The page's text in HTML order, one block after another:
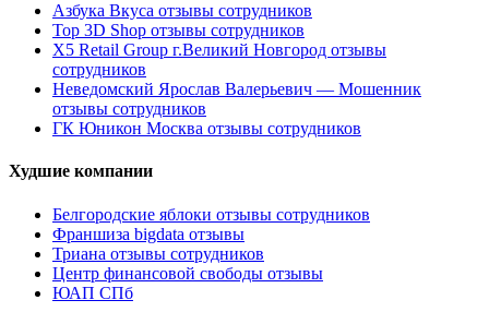
Азбука Вкуса отзывы сотрудников
Top 3D Shop отзывы сотрудников
X5 Retail Group г.Великий Новгород отзывы
сотрудников
Неведомский Ярослав Валерьевич — Мошенник
отзывы сотрудников
ГК Юникон Москва отзывы сотрудников
Худшие компании
Белгородские яблоки отзывы сотрудников
Франшиза bigdata отзывы
Триана отзывы сотрудников
Центр финансовой свободы отзывы
ЮАП СПб